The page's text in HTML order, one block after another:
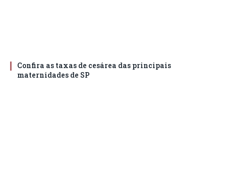
Confira as taxas de cesárea das principais
maternidades de SP